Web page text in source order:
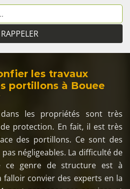
les travaux
portillons à Bouee
les propriétés sont très
protection. En fait, il est très
des portillons. Ce sont des
négligeables. La difficulté de
ce genre de structure est à
falloir convier des experts en la